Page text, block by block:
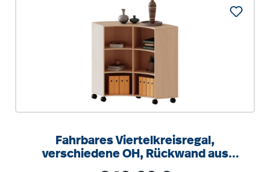
Fahrbares Viertelkreisregal,
verschiedene OH, Rückwand aus